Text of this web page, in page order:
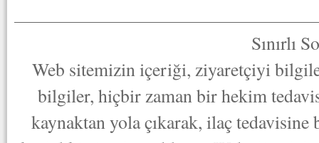
Sınırlı
Web sitemizin içeriği, ziyaretçiyi
bilgiler, hiçbir zaman bir hekim
kaynaktan yola çıkarak, ilaç